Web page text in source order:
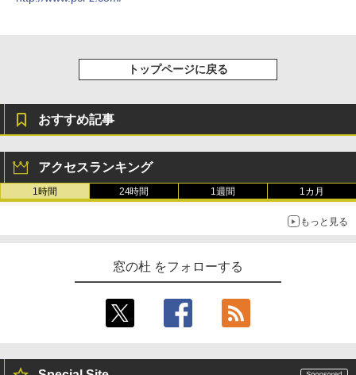
トップページに戻る
おすすめ記事
アクセスランキング
1時間 24時間 1週間 1カ月
もっと見る
窓の杜 をフォローする